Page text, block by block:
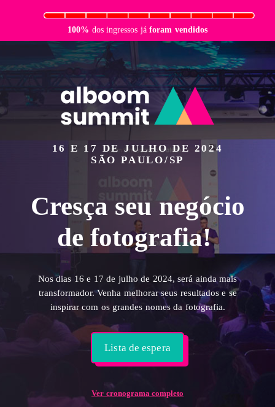
100% dos ingressos jáforam vendidos
16 E 17 DE JULHO DE 2024
SÃO PAULO/SP
Cresça seu negócio
de fotografia!
Nos dias 16 e 17 de julho de 2024, será ainda mais
transformador. Venha melhorar seus resultados e se
inspirar com os grandes nomes da fotografia.
Lista de espera
Ver cronograma completo